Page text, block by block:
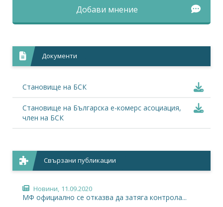
Добави мнение
Документи
Становище на БСК
Становище на Българска е-комерс асоциация,
член на БСК
Свързани публикации
Новини, 11.09.2020
МФ официално се отказва да затяга контрола...